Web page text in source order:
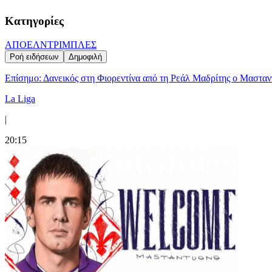
Κατηγορίες
ΑΠΟΕΛΝΤΡΙΜΠΛΕΣ
Ροή ειδήσεων Δημοφιλή
Επίσημο: Δανεικός στη Φιορεντίνα από τη Ρεάλ Μαδρίτης ο
La Liga
|
20:15